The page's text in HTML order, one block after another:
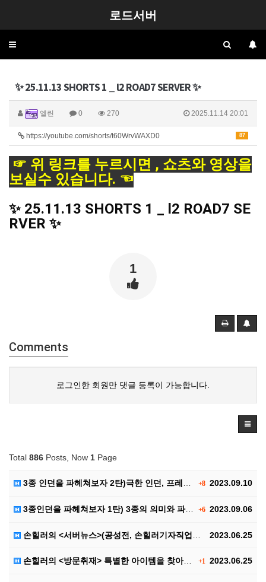
로드서버
Toggle
✨ 25.11.13 SHORTS 1 _ l2 ROAD7 SERVER ✨
엘린 0 270 2025.11.14 20:01
87
https://youtube.com/shorts/t60WrvWAXD0
☞ 위 링크를 누르시면 , 쇼츠와 영상을
보실수 있습니다. ☜
✨ 25.11.13 SHORTS 1 _ l2 ROAD7 SE
RVER ✨
1
Comments
로그인한 회원만 댓글 등록이 가능합니다.
Total 886 Posts, Now 1 Page
+82023.09.10
3종 인던을 파헤쳐보자 2탄)극한 인던, 프레야 인던,…
+62023.09.06
3종인던을 파헤쳐보자 1탄) 3종의 의미와 파티구성, …
2023.06.25
손힐러의 <서버뉴스>(공성전, 손힐러기자직업공개(?))
+1 2023.06.25
손힐러의 <방문취재> 특별한 아이템을 찾아서..